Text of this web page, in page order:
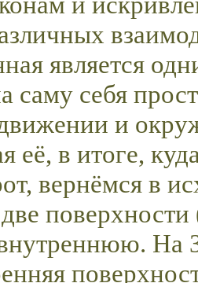
является
саму себя
и
её, в итоге,
вернёмся в
На